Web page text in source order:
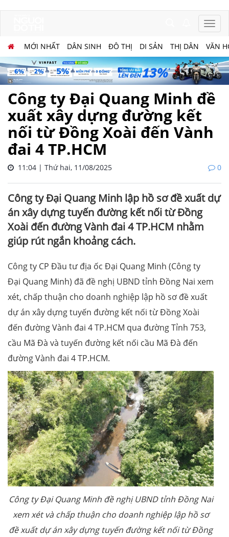
MỚI NHẤT DÂN SINH ĐÔ THỊ DI SẢN THỊ DÂN VĂN
Công ty Đại Quang Minh đề
xuất xây dựng đường kết
nối từ Đồng Xoài đến Vành
đai 4 TP.HCM
11:04 | Thứ hai, 11/08/2025 0
Công ty Đại Quang Minh lập hồ sơ đề xuất dự
án xây dựng tuyến đường kết nối từ Đồng
Xoài đến đường Vành đai 4 TP.HCM nhằm
giúp rút ngắn khoảng cách.
Công ty CP Đầu tư địa ốc Đại Quang Minh (Công ty
Đại Quang Minh) đã đề nghị UBND tỉnh Đồng Nai xem
xét, chấp thuận cho doanh nghiệp lập hồ sơ đề xuất
dự án xây dựng tuyến đường kết nối từ Đồng Xoài
đến đường Vành đai 4 TP.HCM qua đường Tỉnh 753,
cầu Mã Đà và tuyến đường kết nối cầu Mã Đà đến
đường Vành đai 4 TP.HCM.
Công ty Đại Quang Minh đề nghị UBND tỉnh Đồng Nai
xem xét và chấp thuận cho doanh nghiệp lập hồ sơ
đề xuất dự án xây dựng tuyến đường kết nối từ Đồng